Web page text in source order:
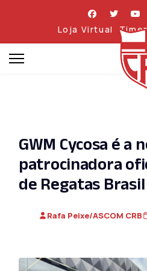
Loja Virtual
GWM Cycosa é a
patrocinadora
de Regatas Brasil
Rafa Peixe/ASCOM CRB